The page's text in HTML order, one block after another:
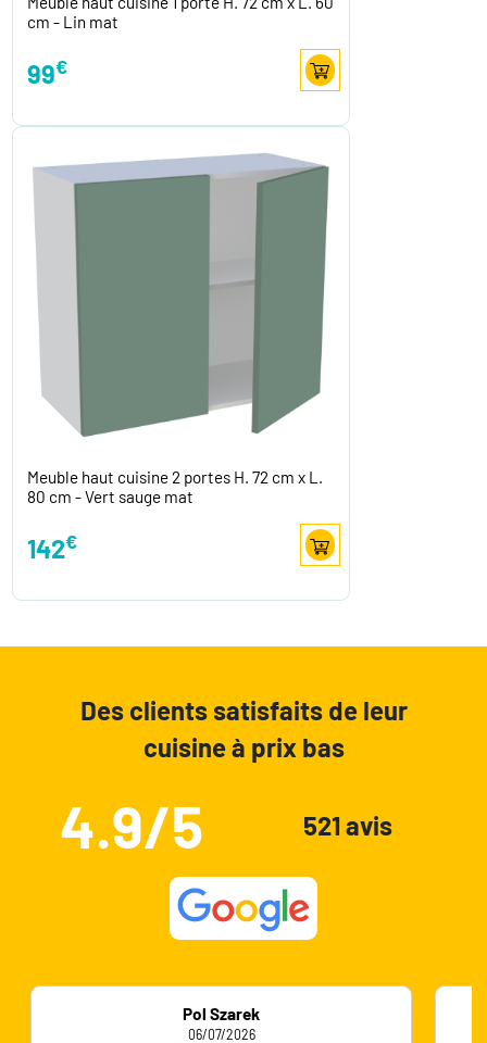
cm - Lin mat
99€
Meuble haut cuisine 2 portes H. 72 cm x L.
80 cm - Vert sauge mat
142€
Des clients satisfaits de leur
cuisine à prix bas
4.9/5 521 avis
Pol Szarek
06/07/2026